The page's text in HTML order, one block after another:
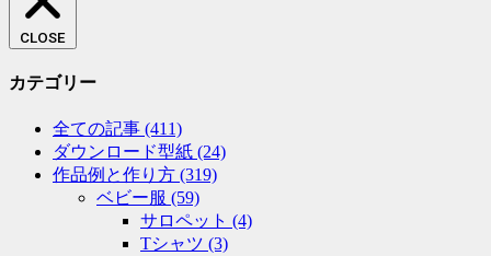
CLOSE
カテゴリー
全ての記事 (411)
ダウンロード型紙 (24)
作品例と作り方 (319)
ベビー服 (59)
サロペット (4)
Tシャツ (3)